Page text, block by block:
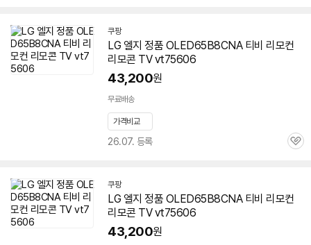
쿠팡
LG 엘지 정품 OLED65B8CNA 티비 리모컨
리모콘 TV vt75606
43,200원
무료배송
가격비교
26.07. 등록
관
쿠팡
LG 엘지 정품 OLED65B8CNA 티비 리모컨
리모콘 TV vt75606
43,200원